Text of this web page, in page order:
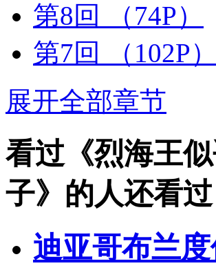
第8回
（74P）
第7回
（102P）
展开全部章节
看过《烈海王
子》的人还看过
迪亚哥布兰